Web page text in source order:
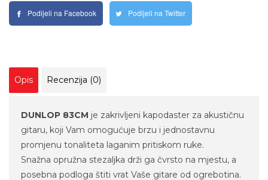
Podijeli na Facebook Podijeli na Twitter
Opis Recenzija (0)
DUNLOP 83CM je zakrivljeni kapodaster za akustičnu
gitaru, koji Vam omogućuje brzu i jednostavnu
promjenu tonaliteta laganim pritiskom ruke.
Snažna opružna stezaljka drži ga čvrsto na mjestu, a
posebna podloga štiti vrat Vaše gitare od ogrebotina.